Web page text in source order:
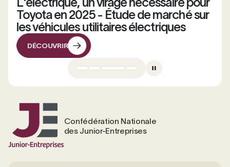
Toyota en 2025 - Étude de marché sur
les véhicules utilitaires électriques
DÉCOUVRIR
Confédération Nationale
des Junior-Entreprises